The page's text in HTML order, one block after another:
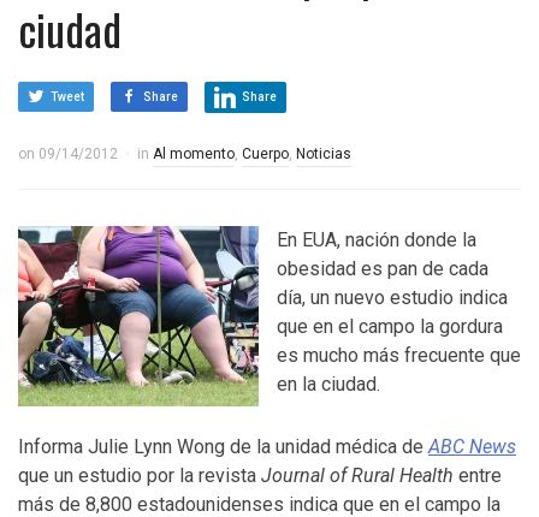
ciudad
Tweet Share Share
on 09/14/2012 in Al momento, Cuerpo, Noticias
En EUA, nación donde la
obesidad es pan de cada
día, un nuevo estudio indica
que en el campo la gordura
es mucho más frecuente que
en la ciudad.
Informa Julie Lynn Wong de la unidad médica deABC News
que un estudio por la revista Journal of Rural Health entre
más de 8,800 estadounidenses indica que en el campo la